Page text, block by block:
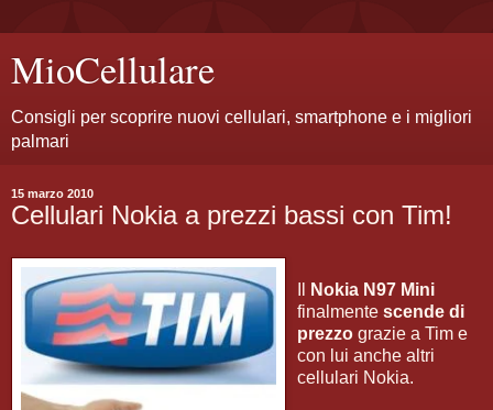
MioCellulare
Consigli per scoprire nuovi cellulari, smartphone e i migliori
palmari
15 marzo 2010
Cellulari Nokia a prezzi bassi con Tim!
Nokia N97 Mini
finalmente scende di
prezzo grazie a Tim e
con lui anche altri
cellulari Nokia.